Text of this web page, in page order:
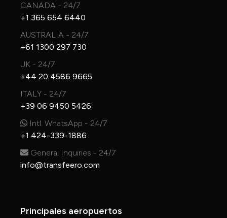
CANADA - 24/7
+1 365 654 6440
AUSTRALIA - 24/7
+61 1300 297 730
UK - 24/7
+44 20 4586 9665
ITALY - 24/7
+39 06 9450 5426
Intl. WhatsApp - 24/7
+1 424-339-1886
General Inquiries - 24/7
info@transfeero.com
Principales aeropuertos